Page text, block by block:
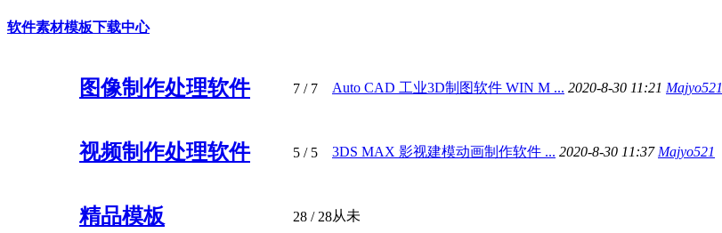
软件素材模板下载中心
图像制作处理软件 7 / 7 Auto CAD 工业3D制图软件 WIN M ... 2020-8-30 11:21 Majyo521
视频制作处理软件 5 / 5 3DS MAX 影视建模动画制作软件 ... 2020-8-30 11:37 Majyo521
精品模板 28 / 28从未